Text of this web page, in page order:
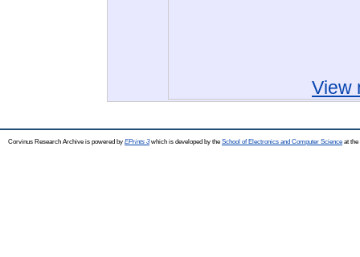
View
Corvinus Research Archive is powered by EPrints 3which is developed by the School of Electronics and Computer Science at